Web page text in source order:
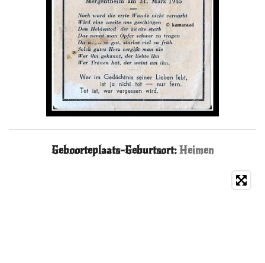
Geboorteplaats-Geburtsort:Heimen